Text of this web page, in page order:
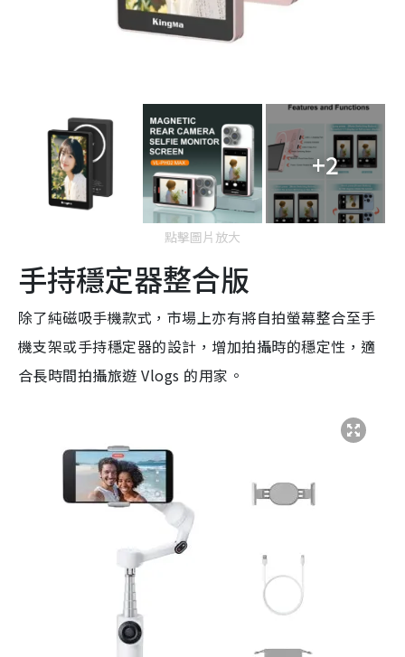
+2
點擊圖片放大
手持穩定器整合版
除了純磁吸手機款式，市場上亦有將自拍螢幕整合至手
機支架或手持穩定器的設計，增加拍攝時的穩定性，適
合長時間拍攝旅遊 Vlogs 的用家。